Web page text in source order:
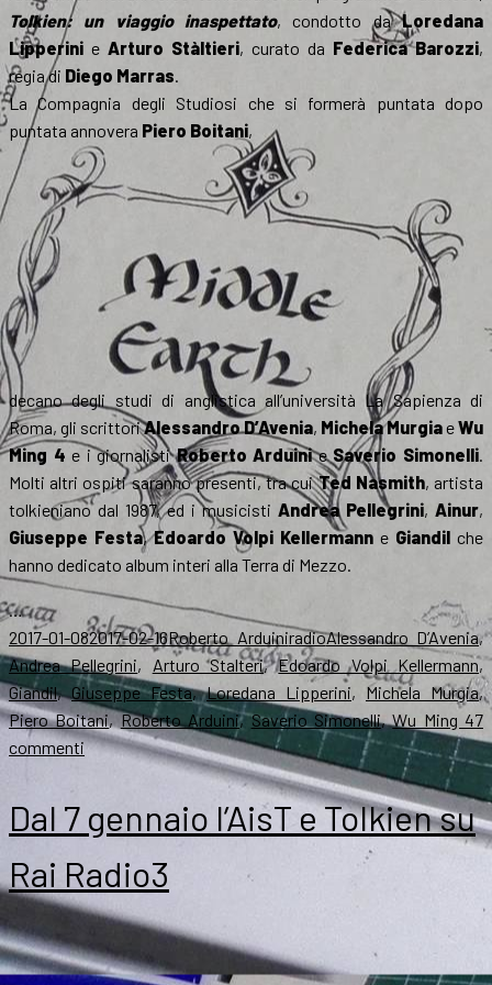
Tolkien: un viaggio inaspettato, condotto daLoredana
Lipperini e Arturo Stàltieri, curato da Federica Barozzi,
regia di Diego Marras.
La Compagnia degli Studiosi che si formerà puntata dopo
puntata annovera Piero Boitani,
decano degli studi di anglistica all’università La Sapienza di
Roma, gli scrittoriAlessandro D’Avenia, Michela MurgiaeWu
Ming 4 e i giornalistiRoberto ArduinieSaverio Simonelli.
Molti altri ospiti saranno presenti, tra cuiTed Nasmith, artista
tolkieniano dal 1987, ed i musicisti Andrea Pellegrini, Ainur,
Giuseppe Festa,Edoardo Volpi Kellermann e Giandil che
hanno dedicato album interi alla Terra di Mezzo.
…
Scritto
il
2017-01-082017-02-16Autore
Roberto ArduiniCategorie
radioTag
Alessandro D’Avenia,
Andrea Pellegrini, Arturo Stalteri,Edoardo Volpi Kellermann,
Giandil, Giuseppe Festa,Loredana Lipperini, Michela Murgia,
Piero Boitani,Roberto Arduini,Saverio Simonelli,Wu Ming 47
commentisu
Radio3:
e
la
puntata
Dal 7 gennaio l’AisT e Tolkien su
Rai Radio3